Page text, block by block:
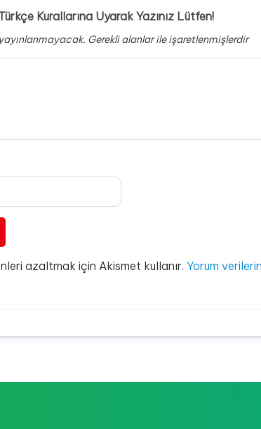
Kurallarına Uyarak Yazınız Lütfen!
Gerekli alanlarile işaretlenmişlerdir
azaltmak için Akismet kullanır. Yorum